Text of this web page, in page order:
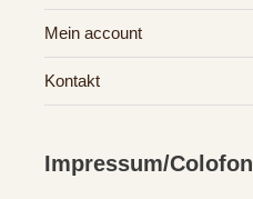
Mein account
Kontakt
Impressum/Colofon